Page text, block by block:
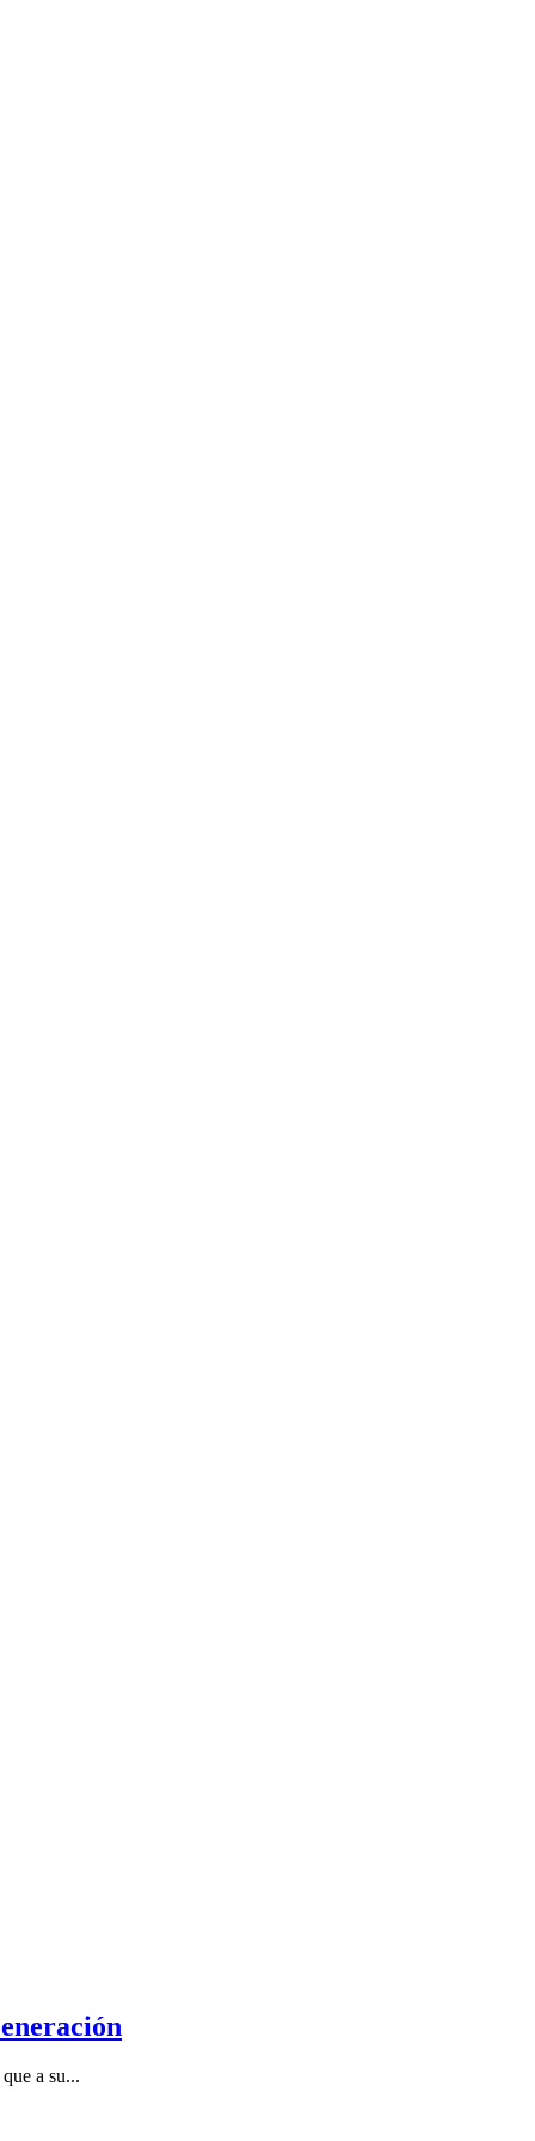
a su...